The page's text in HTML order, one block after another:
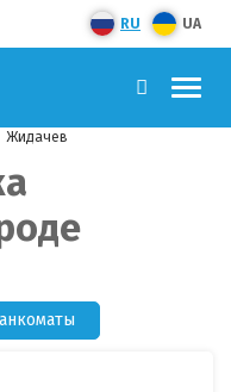
RU UA
Жидачев